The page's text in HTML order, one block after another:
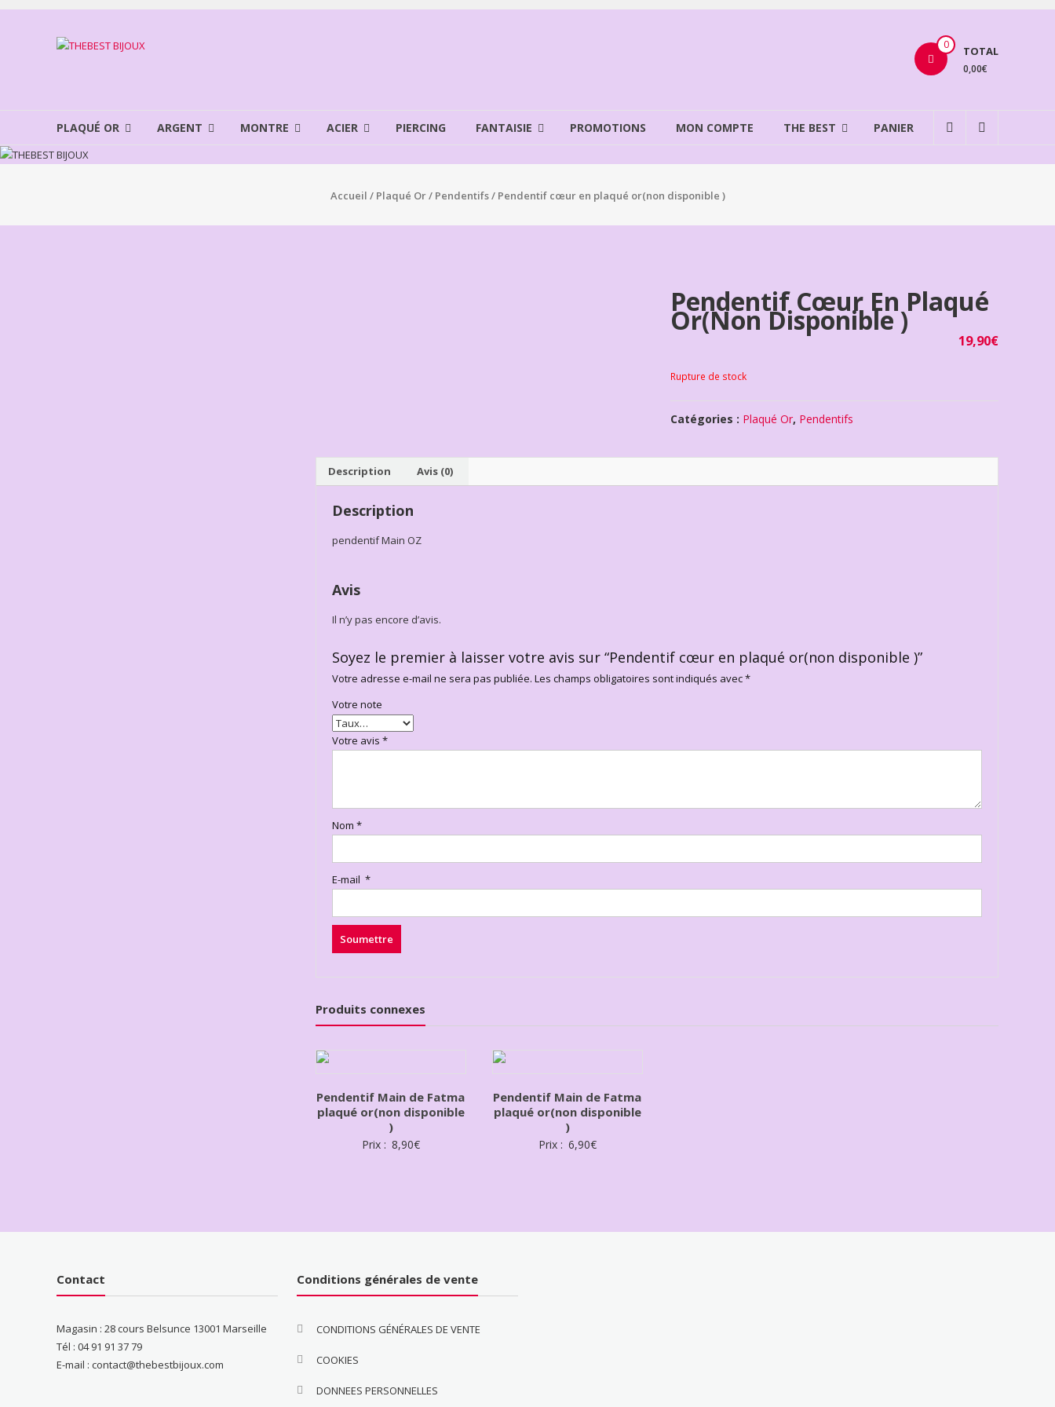
Aller
THEBEST
BIJOUX
0 TOTAL
0,00€
PLAQUÉ OR ARGENT MONTRE ACIER PIERCING FANTAISIE PROMOTIONS MON COMPTE THE BEST PANIER
Accueil / Plaqué Or/ Pendentifs/ Pendentif cœur en plaqué or(non disponible )
Pendentif Cœur En Plaqué
Or(non Disponible )
19,90€
Rupture de stock
Catégories : Plaqué Or, Pendentifs
Description Avis (0)
Description
pendentif Main OZ
Avis
Il n’y pas encore d’avis.
Soyez le premier à laisser votre avis sur “Pendentif cœur en plaqué or(non disponible )”
Votre adresse e-mail ne sera pas publiée. Les champs obligatoires sont indiqués avec*
Votre note
Votre avis *
Nom *
E-mail *
Produits connexes
Pendentif Main de Fatma
plaqué or(non disponible
)
Prix : 8,90€
Pendentif Main de Fatma
plaqué or(non disponible
)
Prix : 6,90€
Contact
Magasin : 28 cours Belsunce 13001 Marseille
Tél : 04 91 91 37 79
E-mail : contact@thebestbijoux.com
Conditions générales de vente
CONDITIONS GÉNÉRALES DE VENTE
COOKIES
DONNEES PERSONNELLES